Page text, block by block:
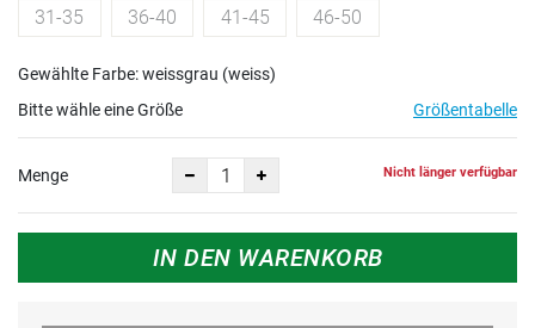
31-35 36-40 41-45 46-50
Gewählte Farbe: weissgrau (weiss)
Bitte wähle eine Größe
Größentabelle
Menge Nicht länger verfügbar
IN DEN WARENKORB